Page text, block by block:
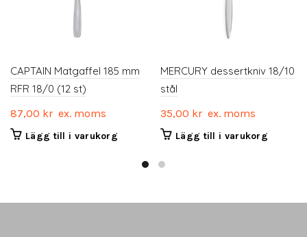
CAPTAIN Matgaffel 185 mm
RFR 18/0 (12 st)
87,00 kr ex. moms
Lägg till i varukorg
MERCURY dessertkniv 18/10
stål
35,00 kr ex. moms
Lägg till i varukorg